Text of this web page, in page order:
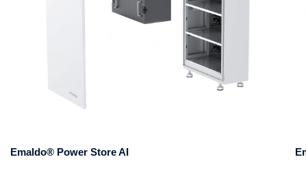
Emaldo® Power Store AI